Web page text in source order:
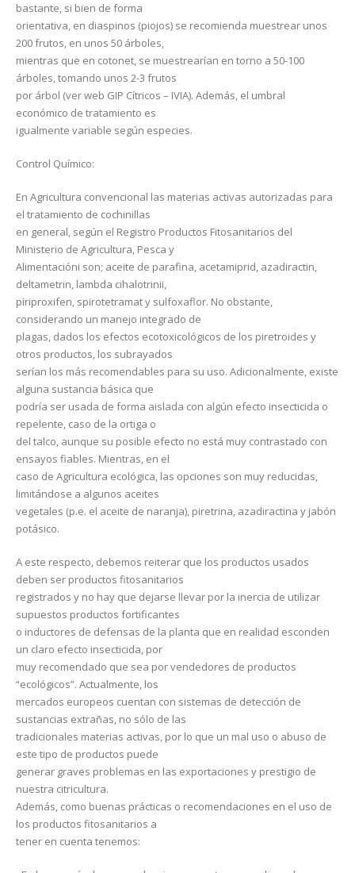
bastante, si bien de forma
orientativa, en diaspinos (piojos) se recomienda muestrear unos
200 frutos, en unos 50 árboles,
mientras que en cotonet, se muestrearían en torno a 50-100
árboles, tomando unos 2-3 frutos
por árbol (ver web GIP Cítricos – IVIA). Además, el umbral
económico de tratamiento es
igualmente variable según especies.
Control Químico:
En Agricultura convencional las materias activas autorizadas para
el tratamiento de cochinillas
en general, según el Registro Productos Fitosanitarios del
Ministerio de Agricultura, Pesca y
Alimentacióni son; aceite de parafina, acetamiprid, azadiractin,
deltametrin, lambda cihalotrinii,
piriproxifen, spirotetramat y sulfoxaflor. No obstante,
considerando un manejo integrado de
plagas, dados los efectos ecotoxicológicos de los piretroides y
otros productos, los subrayados
serían los más recomendables para su uso. Adicionalmente, existe
alguna sustancia básica que
podría ser usada de forma aislada con algún efecto insecticida o
repelente, caso de la ortiga o
del talco, aunque su posible efecto no está muy contrastado con
ensayos fiables. Mientras, en el
caso de Agricultura ecológica, las opciones son muy reducidas,
limitándose a algunos aceites
vegetales (p.e. el aceite de naranja), piretrina, azadiractina y jabón
potásico.
A este respecto, debemos reiterar que los productos usados
deben ser productos fitosanitarios
registrados y no hay que dejarse llevar por la inercia de utilizar
supuestos productos fortificantes
o inductores de defensas de la planta que en realidad esconden
un claro efecto insecticida, por
muy recomendado que sea por vendedores de productos
“ecológicos”. Actualmente, los
mercados europeos cuentan con sistemas de detección de
sustancias extrañas, no sólo de las
tradicionales materias activas, por lo que un mal uso o abuso de
este tipo de productos puede
generar graves problemas en las exportaciones y prestigio de
nuestra citricultura.
Además, como buenas prácticas o recomendaciones en el uso de
los productos fitosanitarios a
tener en cuenta tenemos: